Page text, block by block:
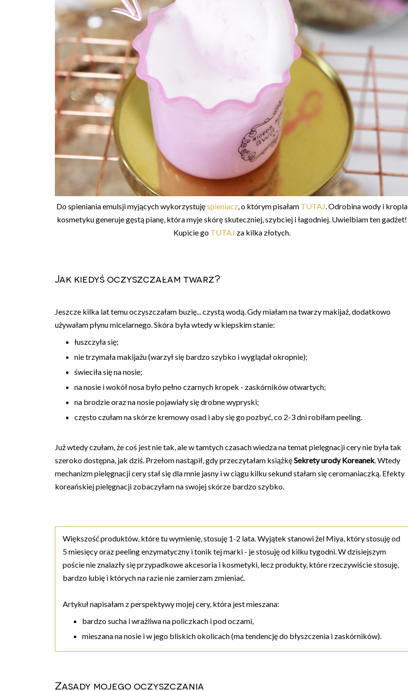
Do spieniania emulsji myjących wykorzystujęspieniacz, o którym pisałam TUTAJ . Odrobina wody i kropla
kosmetyku generuje gęstą pianę, która myje skórę skuteczniej, szybciej i łagodniej. Uwielbiam ten gadżet!
Kupicie go TUTAJ za kilka złotych.
Jak kiedyś oczyszczałam twarz?
Jeszcze kilka lat temu oczyszczałam buzię... czystą wodą. Gdy miałam na twarzy makijaż, dodatkowo
używałam płynu micelarnego. Skóra była wtedy w kiepskim stanie:
łuszczyła się;
nie trzymała makijażu (warzył się bardzo szybko i wyglądał okropnie);
świeciła się na nosie;
na nosie i wokół nosa było pełno czarnych kropek - zaskórników otwartych;
na brodzie oraz na nosie pojawiały się drobne wypryski;
często czułam na skórze kremowy osad i aby się go pozbyć, co 2-3 dni robiłam peeling.
Już wtedy czułam, że coś jest nie tak, ale w tamtych czasach wiedza na temat pielęgnacji cery nie była tak
szeroko dostępna, jak dziś. Przełom nastąpił, gdy przeczytałam książkęSekrety urody Koreanek. Wtedy
mechanizm pielęgnacji cery stał się dla mnie jasny i w ciągu kilku sekund stałam się ceromaniaczką. Efekty
koreańskiej pielęgnacji zobaczyłam na swojej skórze bardzo szybko.
Większość produktów, które tu wymienię, stosuję 1-2 lata. Wyjątek stanowi żel Miya, który stosuję od
5 miesięcy oraz peeling enzymatyczny i tonik tej marki - je stosuję od kilku tygodni. W dzisiejszym
poście nie znalazły się przypadkowe akcesoria i kosmetyki, lecz produkty, które rzeczywiście stosuję,
bardzo lubię i których na razie nie zamierzam zmieniać.
Artykuł napisałam z perspektywy mojej cery, która jest mieszana:
bardzo sucha i wrażliwa na policzkach i pod oczami,
mieszana na nosie i w jego bliskich okolicach (ma tendencję do błyszczenia i zaskórników).
Zasady mojego oczyszczania